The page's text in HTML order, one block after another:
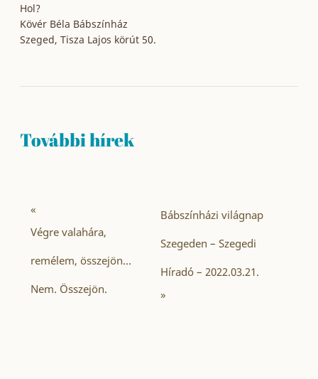
Hol?
Kövér Béla Bábszínház
Szeged, Tisza Lajos körút 50.
További hírek
«
Végre valahára,
remélem, összejön…
Nem. Összejön.
Bábszínházi világnap
Szegeden – Szegedi
Híradó – 2022.03.21.
»